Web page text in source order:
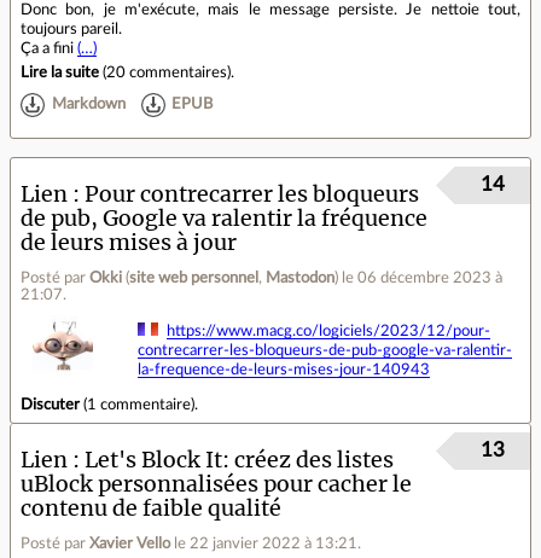
Donc bon, je m'exécute, mais le message persiste. Je nettoie tout,
toujours pareil.
Ça a fini (…)
Lire la suite (20 commentaires).
Markdown EPUB
Lien
Pour contrecarrer les bloqueurs
de pub, Google va ralentir la fréquence
de leurs mises à jour
Posté par Okki (site web personnel , Mastodon) le 06 décembre 2023 à
21:07.
14
https://www.macg.co/logiciels/2023/12/pour-
contrecarrer-les-bloqueurs-de-pub-google-va-ralentir-
la-frequence-de-leurs-mises-jour-140943
Discuter(1 commentaire).
Lien
Let's Block It: créez des listes
uBlock personnalisées pour cacher le
contenu de faible qualité
Posté par Xavier Vello le 22 janvier 2022 à 13:21 .
13